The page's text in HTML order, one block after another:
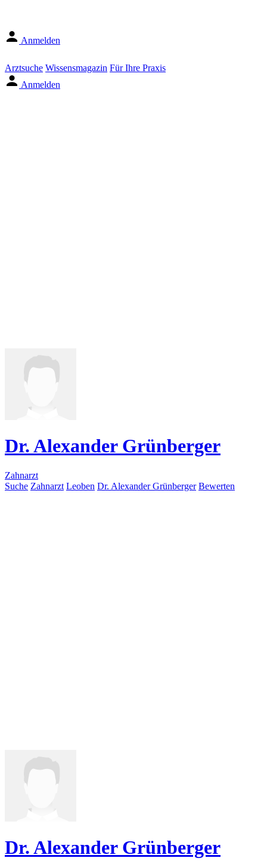
Anmelden
Arztsuche Wissensmagazin Für Ihre Praxis
Anmelden
Dr. Alexander Grünberger
Zahnarzt
Suche Zahnarzt Leoben Dr. Alexander Grünberger Bewerten
Dr. Alexander Grünberger